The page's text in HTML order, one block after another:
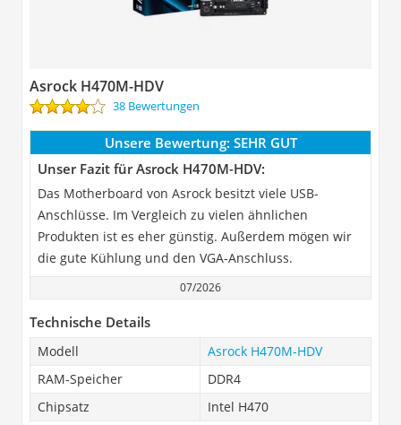
Asrock H470M-HDV
38 Bewertungen
Unsere Bewertung: SEHR GUT
Unser Fazit für Asrock H470M-HDV:
Das Motherboard von Asrock besitzt viele USB-
Anschlüsse. Im Vergleich zu vielen ähnlichen
Produkten ist es eher günstig. Außerdem mögen wir
die gute Kühlung und den VGA-Anschluss.
07/2026
Technische Details
Modell
Asrock H470M-HDV
RAM-Speicher
DDR4
Chipsatz
Intel H470